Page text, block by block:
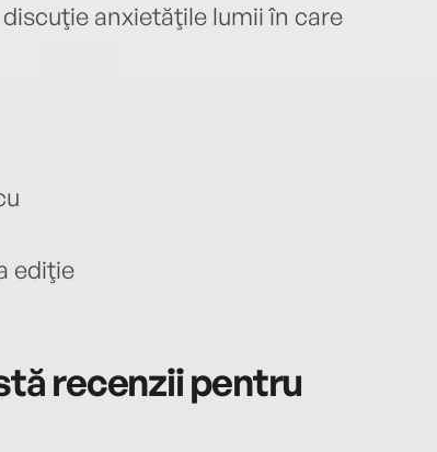
anxietăţile lumii în care
ediţie
recenzii pentru